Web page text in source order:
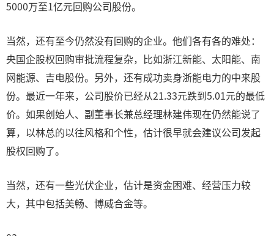
5000万至1亿元回购公司股份。
当然，还有至今仍然没有回购的企业。他们各有各的难处：
央国企股权回购审批流程复杂，比如浙江新能、太阳能、南
网能源、吉电股份。另外，还有成功卖身浙能电力的中来股
份。最近一年来，公司股价已经从21.33元跌到5.01元的最低
价。如果创始人、副董事长兼总经理林建伟现在仍然能说了
算，以林总的以往风格和个性，估计很早就会建议公司发起
股权回购了。
当然，还有一些光伏企业，估计是资金困难、经营压力较
大，其中包括美畅、博威合金等。